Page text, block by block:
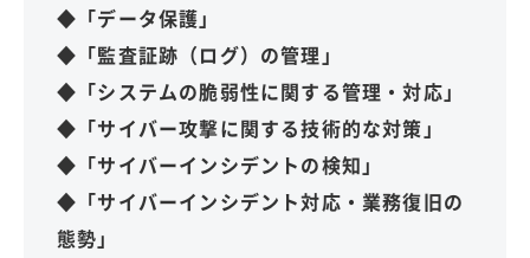
◆「データ保護」
◆「監査証跡（ログ）の管理」
◆「システムの脆弱性に関する管理・対応」
◆「サイバー攻撃に関する技術的な対策」
◆「サイバーインシデントの検知」
◆「サイバーインシデント対応・業務復旧の
態勢」